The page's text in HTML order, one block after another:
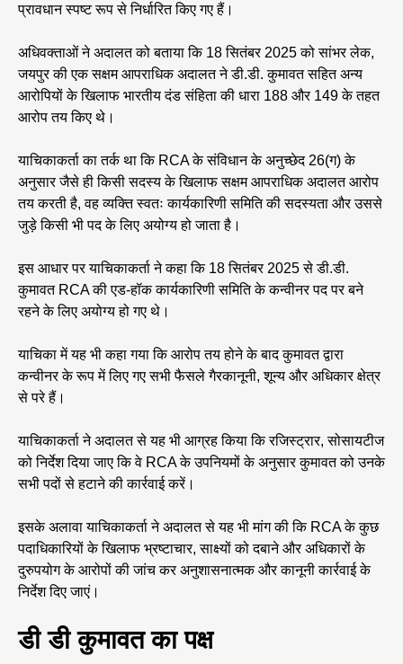
प्रावधान स्पष्ट रूप से निर्धारित किए गए हैं।
अधिवक्ताओं ने अदालत को बताया कि 18 सितंबर 2025 को सांभर लेक,
जयपुर की एक सक्षम आपराधिक अदालत ने डी.डी. कुमावत सहित अन्य
आरोपियों के खिलाफ भारतीय दंड संहिता की धारा 188 और 149 के तहत
आरोप तय किए थे।
याचिकाकर्ता का तर्क था कि RCA के संविधान के अनुच्छेद 26(ग) के
अनुसार जैसे ही किसी सदस्य के खिलाफ सक्षम आपराधिक अदालत आरोप
तय करती है, वह व्यक्ति स्वतः कार्यकारिणी समिति की सदस्यता और उससे
जुड़े किसी भी पद के लिए अयोग्य हो जाता है।
इस आधार पर याचिकाकर्ता ने कहा कि 18 सितंबर 2025 से डी.डी.
कुमावत RCA की एड-हॉक कार्यकारिणी समिति के कन्वीनर पद पर बने
रहने के लिए अयोग्य हो गए थे।
याचिका में यह भी कहा गया कि आरोप तय होने के बाद कुमावत द्वारा
कन्वीनर के रूप में लिए गए सभी फैसले गैरकानूनी, शून्य और अधिकार क्षेत्र
से परे हैं।
याचिकाकर्ता ने अदालत से यह भी आग्रह किया कि रजिस्ट्रार, सोसायटीज
को निर्देश दिया जाए कि वे RCA के उपनियमों के अनुसार कुमावत को उनके
सभी पदों से हटाने की कार्रवाई करें।
इसके अलावा याचिकाकर्ता ने अदालत से यह भी मांग की कि RCA के कुछ
पदाधिकारियों के खिलाफ भ्रष्टाचार, साक्ष्यों को दबाने और अधिकारों के
दुरुपयोग के आरोपों की जांच कर अनुशासनात्मक और कानूनी कार्रवाई के
निर्देश दिए जाएं।
डी डी कुमावत का पक्ष